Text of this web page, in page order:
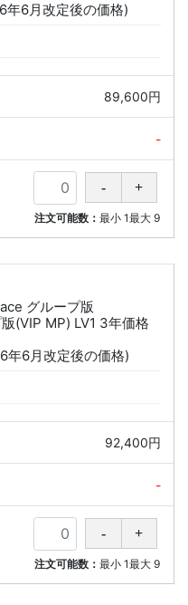
6月改定後の価格)
89,600円
-
注文可能数：最小 1最大 9
グループ版
(VIP MP) LV1 3年価格
6月改定後の価格)
92,400円
-
注文可能数：最小 1最大 9